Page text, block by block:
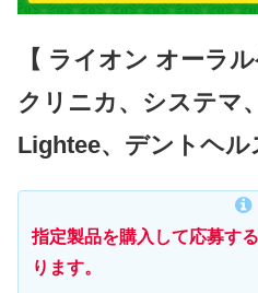
【 ライオン オーラル
クリニカ、システマ
Lightee、デントヘル
指定製品を購入して応募す
ります。